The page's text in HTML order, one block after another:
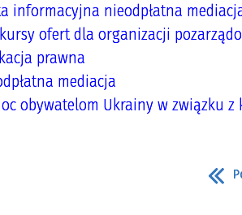
informacyjna nieodpłatna
ofert dla organizacji
prawna
mediacja
obywatelom Ukrainy w związku